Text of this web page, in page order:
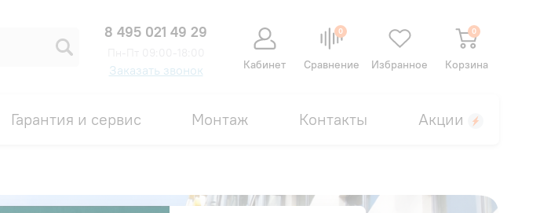
8 495 021 49 29
Заказать звонок Кабинет
0
Сравнение Избранное
0
Корзина
Гарантия и сервис Монтаж Контакты Акции